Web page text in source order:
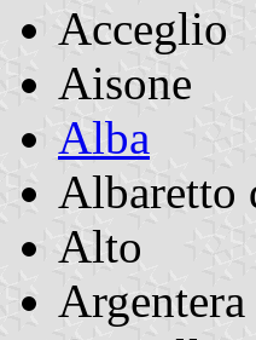
Acceglio
Aisone
Alba
Albaretto
Alto
Argentera